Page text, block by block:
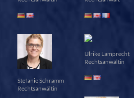
Stefanie Schramm
Rechtsanwältin
Ulrike Lamprecht
Rechtsanwältin